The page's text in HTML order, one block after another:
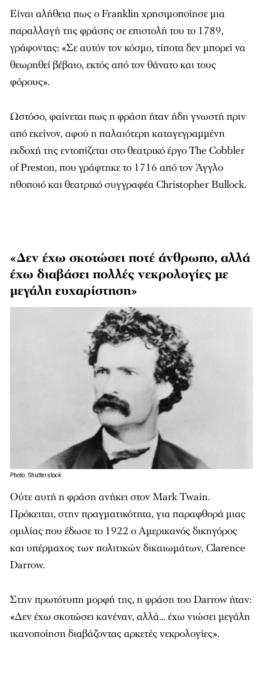
Είναι αλήθεια πως ο Franklin χρησιμοποίησε μια
παραλλαγή της φράσης σε επιστολή του το 1789,
γράφοντας: «Σε αυτόν τον κόσμο, τίποτα δεν μπορεί να
θεωρηθεί βέβαιο, εκτός από τον θάνατο και τους
φόρους».
Ωστόσο, φαίνεται πως η φράση ήταν ήδη γνωστή πριν
από εκείνον, αφού η παλαιότερη καταγεγραμμένη
εκδοχή της εντοπίζεται στο θεατρικό έργο The Cobbler
of Preston, που γράφτηκε το 1716 από τον Άγγλο
ηθοποιό και θεατρικό συγγραφέα Christopher Bullock.
«Δεν έχω σκοτώσει ποτέ άνθρωπο, αλλά
έχω διαβάσει πολλές νεκρολογίες με
μεγάλη ευχαρίστηση»
Photo: Shutterstock
Ούτε αυτή η φράση ανήκει στον Mark Twain.
Πρόκειται, στην πραγματικότητα, για παραφθορά μιας
ομιλίας που έδωσε το 1922 ο Αμερικανός δικηγόρος
και υπέρμαχος των πολιτικών δικαιωμάτων, Clarence
Darrow.
Στην πρωτότυπη μορφή της, η φράση του Darrow ήταν:
«Δεν έχω σκοτώσει κανέναν, αλλά… έχω νιώσει μεγάλη
ικανοποίηση διαβάζοντας αρκετές νεκρολογίες».